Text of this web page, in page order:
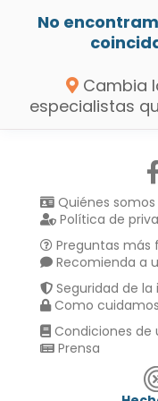
No
Cambia
especialistas
Quiénes somos
Política de
Preguntas más
Recomienda a
Seguridad de
Como
Condiciones de
Prensa